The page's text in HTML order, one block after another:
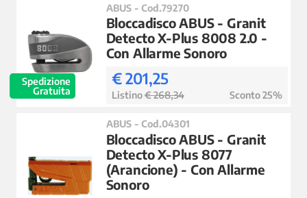
Spedizione
Gratuita
ABUS - Cod.79270
Bloccadisco ABUS - Granit
Detecto X-Plus 8008 2.0 -
Con Allarme Sonoro
€ 201,25
Listino€ 268,34 Sconto 25%
ABUS - Cod.04301
Bloccadisco ABUS - Granit
Detecto X-Plus 8077
(Arancione) - Con Allarme
Sonoro